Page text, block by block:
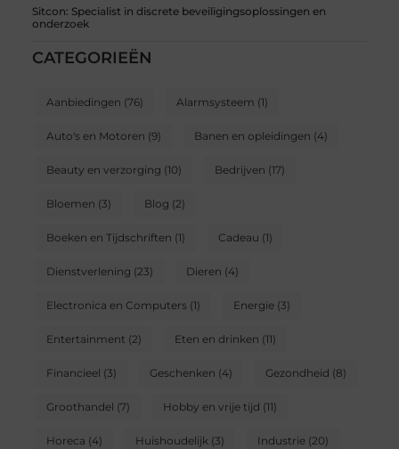
Sitcon: Specialist in discrete beveiligingsoplossingen en
onderzoek
CATEGORIEËN
Aanbiedingen (76) Alarmsysteem (1)
Auto's en Motoren (9) Banen en opleidingen (4)
Beauty en verzorging (10) Bedrijven (17)
Bloemen (3) Blog (2)
Boeken en Tijdschriften (1) Cadeau (1)
Dienstverlening (23) Dieren (4)
Electronica en Computers(1) Energie(3)
Entertainment (2) Eten en drinken (11)
Financieel (3) Geschenken (4) Gezondheid (8)
Groothandel (7) Hobby en vrije tijd (11)
Horeca (4) Huishoudelijk(3) Industrie(20)